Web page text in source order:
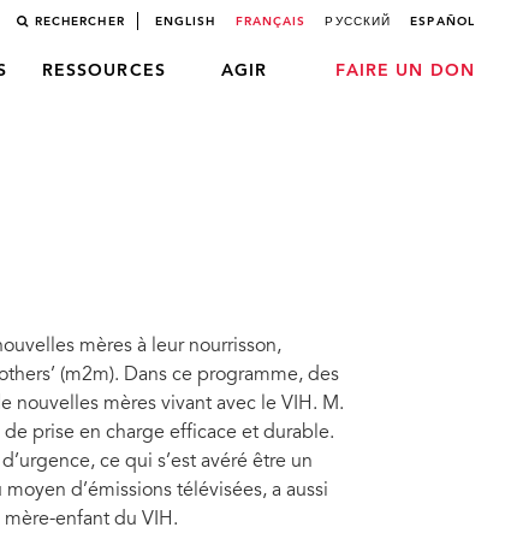
RECHERCHER ENGLISH FRANÇAIS РУССКИЙ ESPAÑOL
RESSOURCES AGIR FAIRE UN DON
mères à leur nourrisson,
(m2m). Dans ce programme, des
nouvelles mères vivant avec le VIH. M.
prise en charge efficace et durable.
ce qui s’est avéré être un
d’émissions télévisées, a aussi
enfant du VIH.